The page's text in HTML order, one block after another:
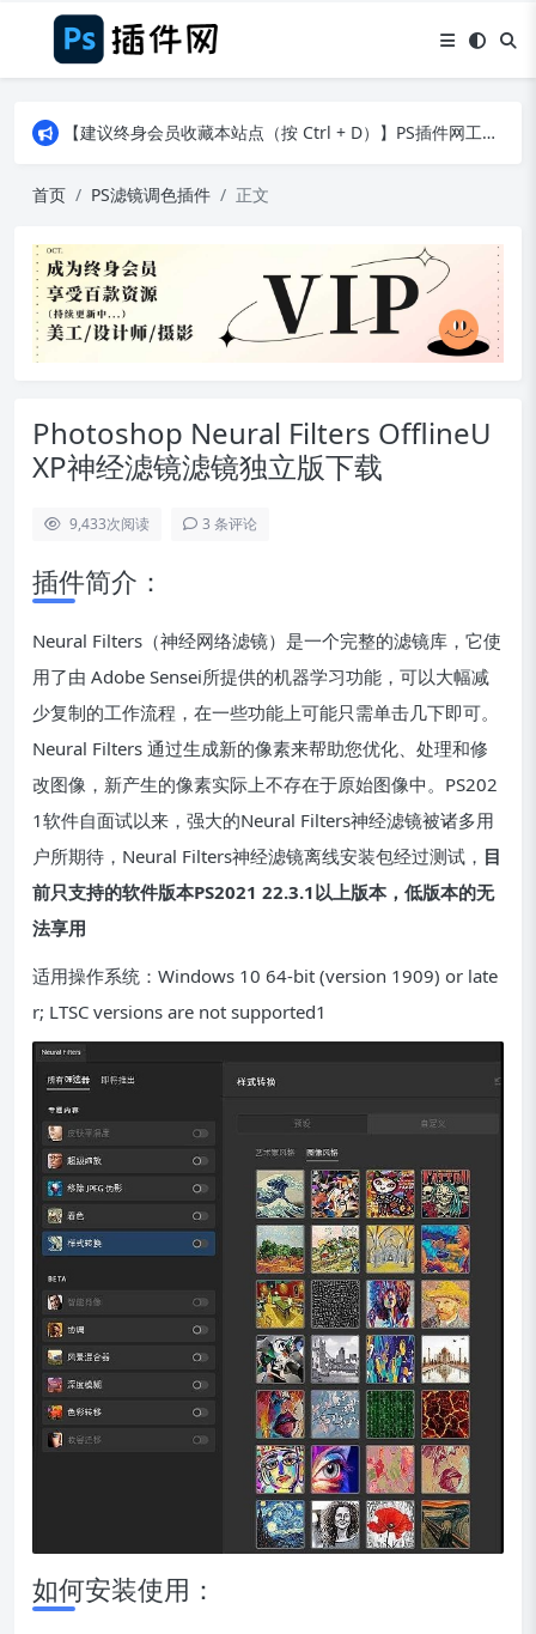
【建议终身会员收藏本站点（按 Ctrl + D）】PS插件网工作日8：30准时更新！（特殊原因除外）
【建议终身会员收藏本站点（按 Ctrl + D）】PS插件网工作日8：30准时更新！（特殊原因除外）
首页 PS滤镜调色插件 正文
Photoshop Neural Filters OfflineU
XP神经滤镜滤镜独立版下载
9,433次阅读 3 条评论
插件简介：
Neural Filters（神经网络滤镜）是一个完整的滤镜库，它使
用了由 Adobe Sensei所提供的机器学习功能，可以大幅减
少复制的工作流程，在一些功能上可能只需单击几下即可。
Neural Filters 通过生成新的像素来帮助您优化、处理和修
改图像，新产生的像素实际上不存在于原始图像中。PS202
1软件自面试以来，强大的Neural Filters神经滤镜被诸多用
户所期待，Neural Filters神经滤镜离线安装包经过测试， 目
前只支持的软件版本PS2021 22.3.1以上版本，低版本的无
法享用
适用操作系统：Windows 10 64-bit (version 1909) or late
r; LTSC versions are not supported1
如何安装使用：